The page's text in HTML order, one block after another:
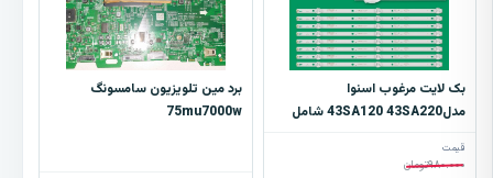
بک لایت مرغوب اسنوا
مدل43SA120 43SA220 شامل
قیمت
۹۸۰.۰۰۰تومان
برد مین تلویزیون سامسونگ
75mu7000w